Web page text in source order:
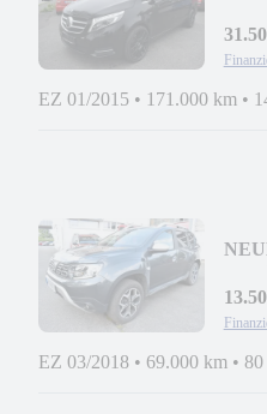
EZ 01/2015 • 171.000 km •
NEU
EZ 03/2018 • 69.000 km •